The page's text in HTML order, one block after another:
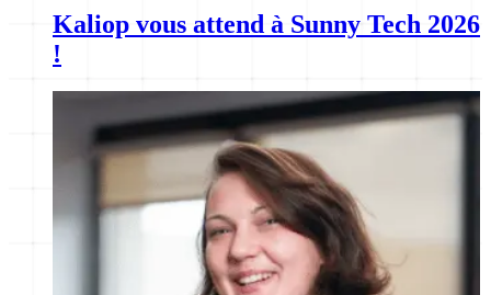
Kaliop vous attend à Sunny Tech 2026
!